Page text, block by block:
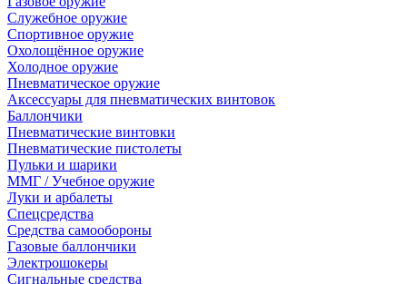
Служебное оружие
Спортивное оружие
Охолощённое оружие
Холодное оружие
Пневматическое оружие
Аксессуары для пневматических винтовок
Баллончики
Пневматические винтовки
Пневматические пистолеты
Пульки и шарики
ММГ / Учебное оружие
Луки и арбалеты
Спецсредства
Средства самообороны
Газовые баллончики
Электрошокеры
Сигнальные средства